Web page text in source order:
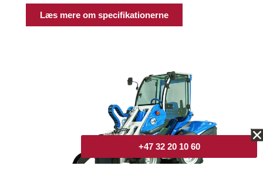
Læs mere om specifikationerne
+47 32 20 10 60